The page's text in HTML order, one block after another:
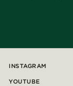
INSTAGRAM
YOUTUBE